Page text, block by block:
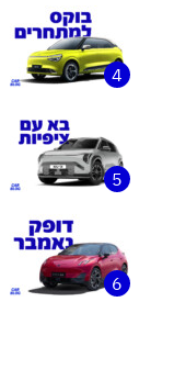
4
5
6